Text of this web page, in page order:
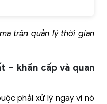
trận quản lý thời gian
– khẩn cấp và quan
phải xử lý ngay vì nó